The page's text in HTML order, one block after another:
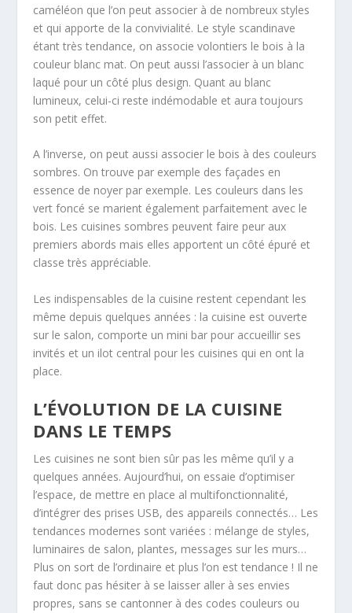
caméléon que l’on peut associer à de nombreux styles
et qui apporte de la convivialité. Le style scandinave
étant très tendance, on associe volontiers le bois à la
couleur blanc mat. On peut aussi l’associer à un blanc
laqué pour un côté plus design. Quant au blanc
lumineux, celui-ci reste indémodable et aura toujours
son petit effet.
A l’inverse, on peut aussi associer le bois à des couleurs
sombres. On trouve par exemple des façades en
essence de noyer par exemple. Les couleurs dans les
vert foncé se marient également parfaitement avec le
bois. Les cuisines sombres peuvent faire peur aux
premiers abords mais elles apportent un côté épuré et
classe très appréciable.
Les indispensables de la cuisine restent cependant les
même depuis quelques années : la cuisine est ouverte
sur le salon, comporte un mini bar pour accueillir ses
invités et un ilot central pour les cuisines qui en ont la
place.
L’ÉVOLUTION DE LA CUISINE
DANS LE TEMPS
Les cuisines ne sont bien sûr pas les même qu’il y a
quelques années. Aujourd’hui, on essaie d’optimiser
l’espace, de mettre en place al multifonctionnalité,
d’intégrer des prises USB, des appareils connectés… Les
tendances modernes sont variées : mélange de styles,
luminaires de salon, plantes, messages sur les murs…
Plus on sort de l’ordinaire et plus l’on est tendance ! Il ne
faut donc pas hésiter à se laisser aller à ses envies
propres, sans se cantonner à des codes couleurs ou